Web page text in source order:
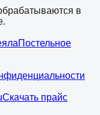
в
Постельное
Скачать прайс